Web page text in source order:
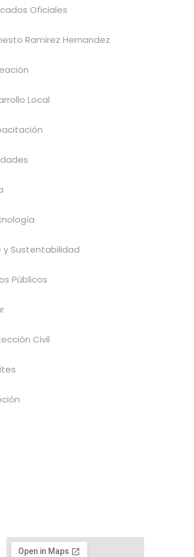
Oficiales
Ramirez Hernandez
Local
Sustentabilidad
Públicos
Civil